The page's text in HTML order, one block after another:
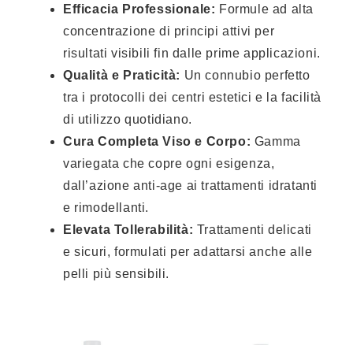
Efficacia Professionale: Formule ad alta
concentrazione di principi attivi per
risultati visibili fin dalle prime applicazioni.
Qualità e Praticità: Un connubio perfetto
tra i protocolli dei centri estetici e la facilità
di utilizzo quotidiano.
Cura Completa Viso e Corpo: Gamma
variegata che copre ogni esigenza,
dall’azione anti-age ai trattamenti idratanti
e rimodellanti.
Elevata Tollerabilità: Trattamenti delicati
e sicuri, formulati per adattarsi anche alle
pelli più sensibili.